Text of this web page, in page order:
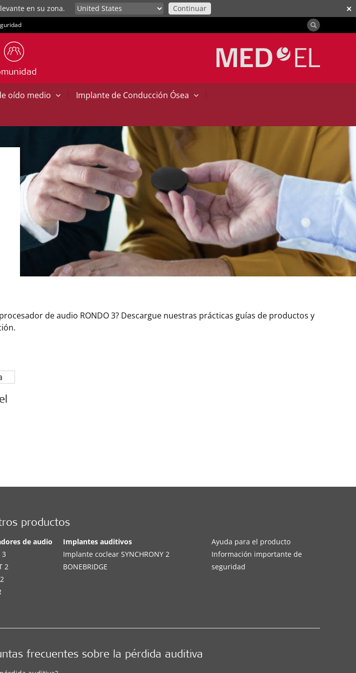
✕
en su zona. Continuar
oído medio | Implante de Conducción Ósea
|
de audio RONDO 3? Descargue nuestras prácticas guías de productos y
productos
de audio
3
2
Implantes auditivos
Implante coclear SYNCHRONY 2
BONEBRIDGE
Ayuda para el producto
Información importante de
seguridad
frecuentes sobre la pérdida auditiva